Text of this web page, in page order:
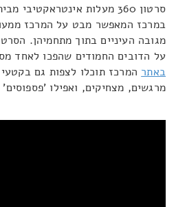
סרטון 360 מעלות אינטראקטיבי מבית
במרכז המאפשר מבט על המרכז
מגובה העיניים בתוך מתחמיהן.
על הדובים החמודים שהפכו לאחד
באתר המרכז תוכלו לצפות גם
מרגשים, מצחיקים, ואפילו